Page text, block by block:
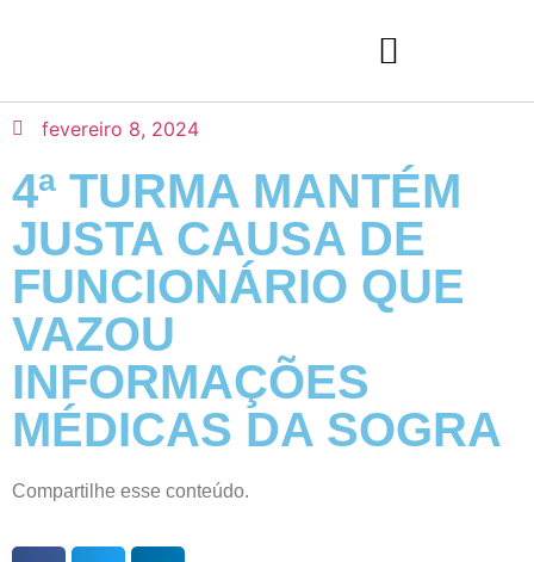
fevereiro 8, 2024
4ª TURMA MANTÉM
JUSTA CAUSA DE
FUNCIONÁRIO QUE
VAZOU
INFORMAÇÕES
MÉDICAS DA SOGRA
Compartilhe esse conteúdo.